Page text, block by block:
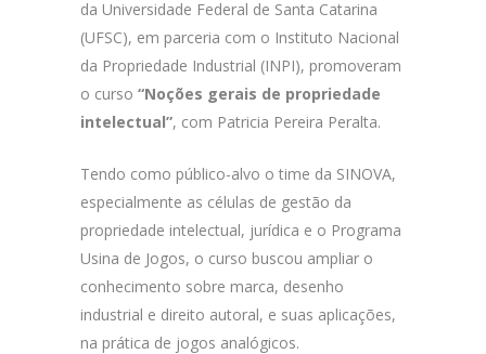
da Universidade Federal de Santa Catarina
(UFSC), em parceria com o Instituto Nacional
da Propriedade Industrial (INPI), promoveram
o curso “Noções gerais de propriedade
intelectual”, com Patricia Pereira Peralta.
Tendo como público-alvo o time da SINOVA,
especialmente as células de gestão da
propriedade intelectual, jurídica e o Programa
Usina de Jogos, o curso buscou ampliar o
conhecimento sobre marca, desenho
industrial e direito autoral, e suas aplicações,
na prática de jogos analógicos.